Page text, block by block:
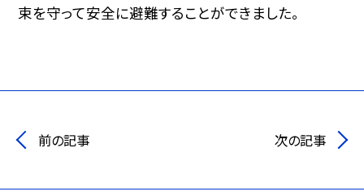
束を守って安全に避難することができました。
前の記事 次の記事